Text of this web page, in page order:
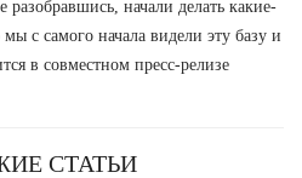
начали делать какие-
с самого начала видели эту базу и
в совместном пресс-релизе
СТАТЬИ